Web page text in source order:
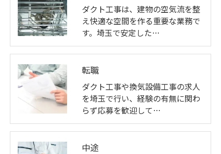
ダクト工事は、建物の空気流を整
え快適な空間を作る重要な業務で
す。埼玉で安定した…
転職
ダクト工事や換気設備工事の求人
を埼玉で行い、経験の有無に関わ
らず応募を歓迎して…
中途